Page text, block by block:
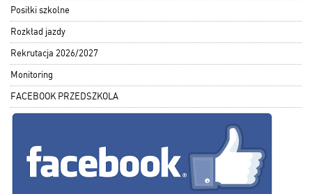
Posiłki szkolne
Rozkład jazdy
Rekrutacja 2026/2027
Monitoring
FACEBOOK PRZEDSZKOLA